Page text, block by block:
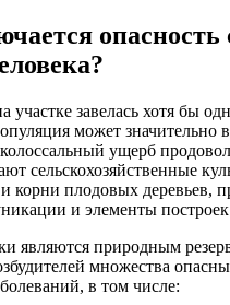
опасность
участке завелась хотя бы
может значительно
ущерб
сельскохозяйственные
корни плодовых деревьев,
и элементы
являются природным
множества
в том числе: